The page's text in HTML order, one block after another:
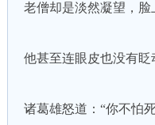
老僧却是淡然凝望，脸
他甚至连眼皮也没有眨
诸葛雄怒道：“你不怕